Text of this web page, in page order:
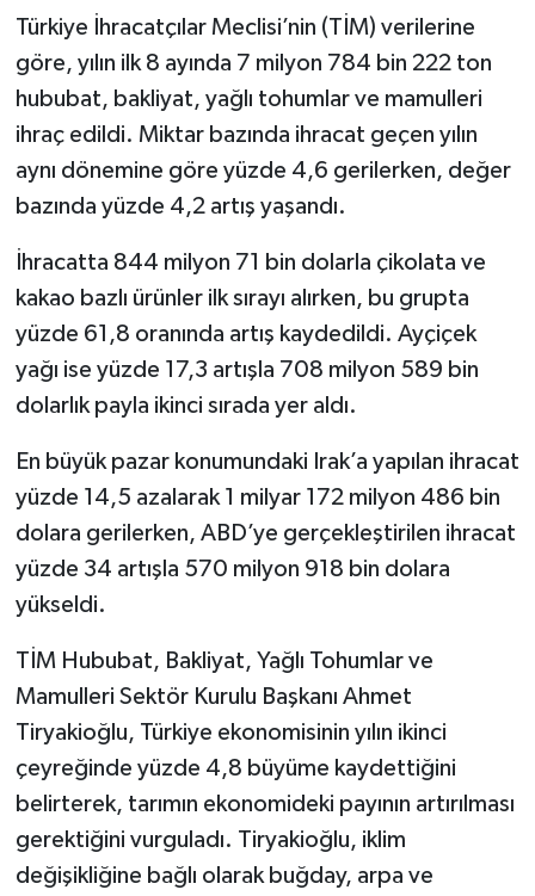
Türkiye İhracatçılar Meclisi’nin (TİM) verilerine
göre, yılın ilk 8 ayında 7 milyon 784 bin 222 ton
hububat, bakliyat, yağlı tohumlar ve mamulleri
ihraç edildi. Miktar bazında ihracat geçen yılın
aynı dönemine göre yüzde 4,6 gerilerken, değer
bazında yüzde 4,2 artış yaşandı.
İhracatta 844 milyon 71 bin dolarla çikolata ve
kakao bazlı ürünler ilk sırayı alırken, bu grupta
yüzde 61,8 oranında artış kaydedildi. Ayçiçek
yağı ise yüzde 17,3 artışla 708 milyon 589 bin
dolarlık payla ikinci sırada yer aldı.
En büyük pazar konumundaki Irak’a yapılan ihracat
yüzde 14,5 azalarak 1 milyar 172 milyon 486 bin
dolara gerilerken, ABD’ye gerçekleştirilen ihracat
yüzde 34 artışla 570 milyon 918 bin dolara
yükseldi.
TİM Hububat, Bakliyat, Yağlı Tohumlar ve
Mamulleri Sektör Kurulu Başkanı Ahmet
Tiryakioğlu, Türkiye ekonomisinin yılın ikinci
çeyreğinde yüzde 4,8 büyüme kaydettiğini
belirterek, tarımın ekonomideki payının artırılması
gerektiğini vurguladı. Tiryakioğlu, iklim
değişikliğine bağlı olarak buğday, arpa ve